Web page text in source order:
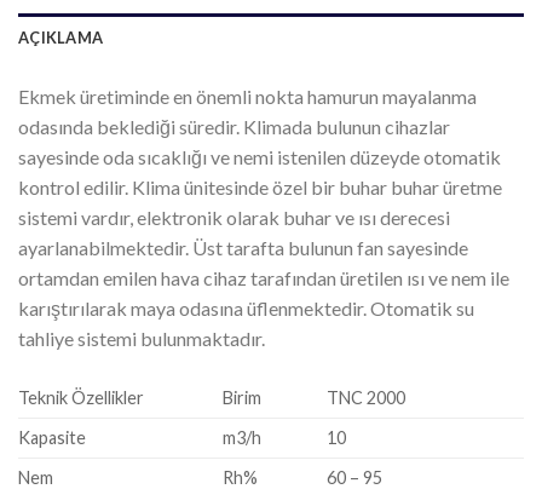
AÇIKLAMA
Ekmek üretiminde en önemli nokta hamurun mayalanma
odasında beklediği süredir. Klimada bulunun cihazlar
sayesinde oda sıcaklığı ve nemi istenilen düzeyde otomatik
kontrol edilir. Klima ünitesinde özel bir buhar buhar üretme
sistemi vardır, elektronik olarak buhar ve ısı derecesi
ayarlanabilmektedir. Üst tarafta bulunun fan sayesinde
ortamdan emilen hava cihaz tarafından üretilen ısı ve nem ile
karıştırılarak maya odasına üflenmektedir. Otomatik su
tahliye sistemi bulunmaktadır.
Teknik Özellikler Birim
TNC 2000
Kapasite
m3/h
10
Nem
Rh%
60 – 95